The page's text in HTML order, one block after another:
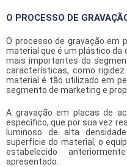
O PROCESSO DE
O processo de gravação em
material que é um plástico da
mais importantes do
características, como
material é tão utilizado em
segmento de marketing e
A gravação em placas de
específico, que por sua vez
luminoso de alta
superfície do material, o
estabelecido
apresentado.